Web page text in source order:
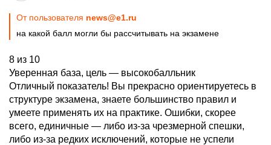
От пользователя news@e1.ru
на какой балл могли бы рассчитывать на экзамене
8 из 10
Уверенная база, цель — высокобалльник
Отличный показатель! Вы прекрасно ориентируетесь в
структуре экзамена, знаете большинство правил и
умеете применять их на практике. Ошибки, скорее
всего, единичные — либо из-за чрезмерной спешки,
либо из-за редких исключений, которые не успели